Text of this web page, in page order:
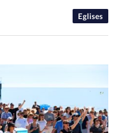
Eglises